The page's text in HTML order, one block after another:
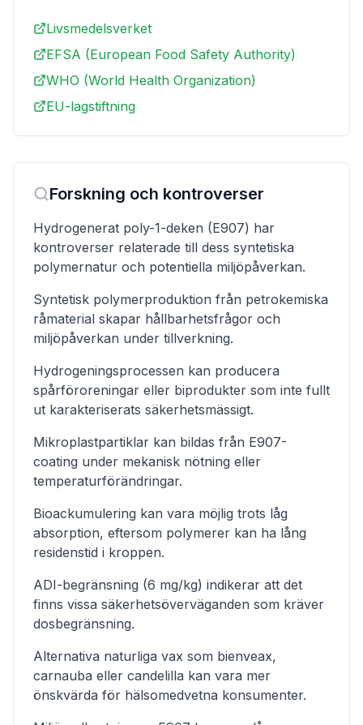
Livsmedelsverket
EFSA (European Food Safety Authority)
WHO (World Health Organization)
EU-lagstiftning
Forskning och kontroverser
Hydrogenerat poly-1-deken (E907) har
kontroverser relaterade till dess syntetiska
polymernatur och potentiella miljöpåverkan.
Syntetisk polymerproduktion från petrokemiska
råmaterial skapar hållbarhetsfrågor och
miljöpåverkan under tillverkning.
Hydrogeningsprocessen kan producera
spårföroreningar eller biprodukter som inte fullt
ut karakteriserats säkerhetsmässigt.
Mikroplastpartiklar kan bildas från E907-
coating under mekanisk nötning eller
temperaturförändringar.
Bioackumulering kan vara möjlig trots låg
absorption, eftersom polymerer kan ha lång
residenstid i kroppen.
ADI-begränsning (6 mg/kg) indikerar att det
finns vissa säkerhetsöverväganden som kräver
dosbegränsning.
Alternativa naturliga vax som bienveax,
carnauba eller candelilla kan vara mer
önskvärda för hälsomedvetna konsumenter.